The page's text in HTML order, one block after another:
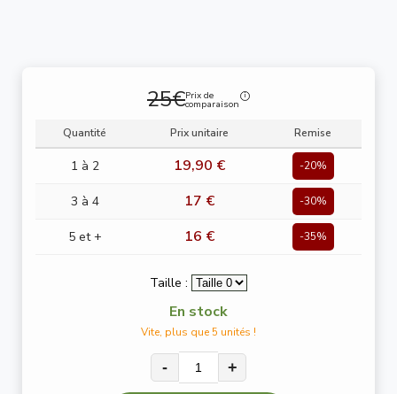
25€Prix de
comparaison
Quantité Prix unitaire Remise
1 à 2 19,90 € -20%
3 à 4 17 € -30%
5 et + 16 € -35%
Taille :
En stock
Vite, plus que 5 unités !
- +